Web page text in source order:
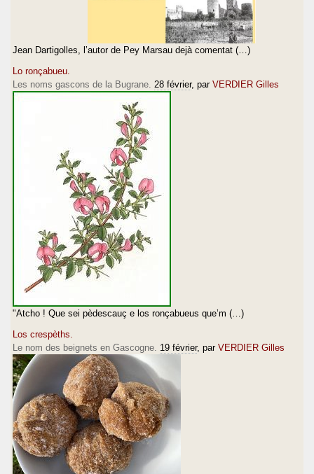
Jean Dartigolles, l’autor de Pey Marsau dejà comentat (…)
Lo ronçabueu.
Les noms gascons de la Bugrane. 28 février, par VERDIER Gilles
"Atcho ! Que sei pèdescauç e los ronçabueus que’m (…)
Los crespèths.
Le nom des beignets en Gascogne. 19 février, par VERDIER Gilles